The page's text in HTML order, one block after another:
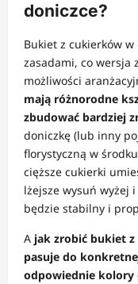
doniczce?
Bukiet z cukierków
zasadami, co wersja
możliwości
mają różnorodne
zbudować bardziej
doniczkę (lub inny
florystyczną w
cięższe cukierki
lżejsze wysuń wyżej
będzie stabilny i
A jak zrobić bukiet
pasuje do
odpowiednie